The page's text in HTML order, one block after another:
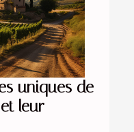
uniques de
leur